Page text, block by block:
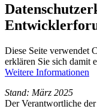
Diese Seite verwendet
erklären Sie sich damit
Weitere Informationen
Stand: März 2025
Der Verantwortliche